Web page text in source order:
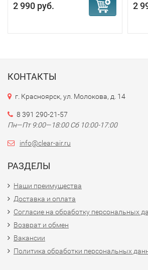
2 990 руб. 2
КОНТАКТЫ
г. Красноярск, ул. Молокова, д. 14
8 391 290-21-57
Пн—Пт 9:00—18:00 Сб 10:00-17:00
info@clear-air.ru
РАЗДЕЛЫ
Наши преимущества
Доставка и оплата
Согласие на обработку персональных
Возврат и обмен
Вакансии
Политика обработки персональных